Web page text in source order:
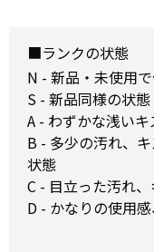
■ランクの状態
N - 新品・未使用
S - 新品同様の状態
A - わずかな浅い
B - 多少の汚れ、
状態
C - 目立った汚れ
D - かなりの使用